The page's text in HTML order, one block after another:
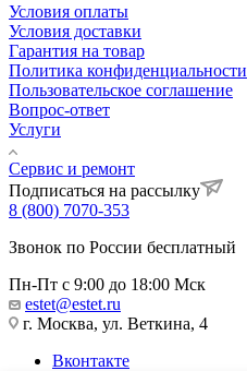
Условия оплаты
Условия доставки
Гарантия на товар
Политика конфиденциальности
Пользовательское соглашение
Вопрос-ответ
Услуги
Сервис и ремонт
Подписаться на рассылку
8 (800) 7070-353
Звонок по России бесплатный
Пн-Пт с 9:00 до 18:00 Мск
estet@estet.ru
г. Москва, ул. Веткина, 4
Вконтакте